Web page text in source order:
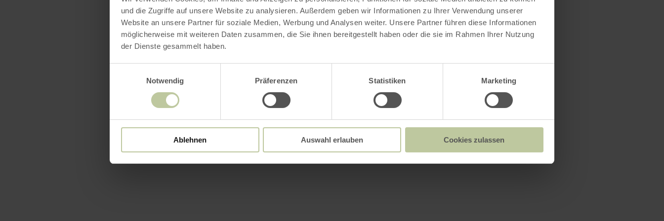
und die Zugriffe auf unsere Website zu analysieren. Außerdem geben wir Informationen zu Ihrer Verwendung unserer
Website an unsere Partner für soziale Medien, Werbung und Analysen weiter. Unsere Partner führen diese Informationen
möglicherweise mit weiteren Daten zusammen, die Sie ihnen bereitgestellt haben oder die sie im Rahmen Ihrer Nutzung
der Dienste gesammelt haben.
Notwendig
Präferenzen Statistiken Marketing
Ablehnen Auswahl erlauben Cookies zulassen